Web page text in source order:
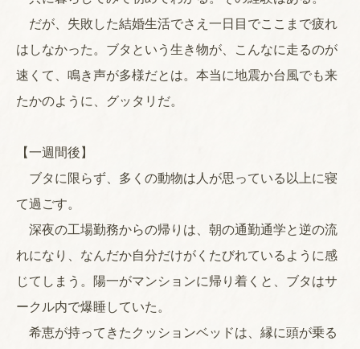
だが、失敗した結婚生活でさえ一日目でここまで疲れ
はしなかった。ブタという生き物が、こんなに走るのが
速くて、鳴き声が多様だとは。本当に地震か台風でも来
たかのように、グッタリだ。
【一週間後】
ブタに限らず、多くの動物は人が思っている以上に寝
て過ごす。
深夜の工場勤務からの帰りは、朝の通勤通学と逆の流
れになり、なんだか自分だけがくたびれているように感
じてしまう。陽一がマンションに帰り着くと、ブタはサ
ークル内で爆睡していた。
希恵が持ってきたクッションベッドは、縁に頭が乗る